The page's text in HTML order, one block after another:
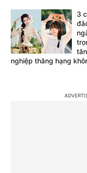
3
nghiệp thăng hạng